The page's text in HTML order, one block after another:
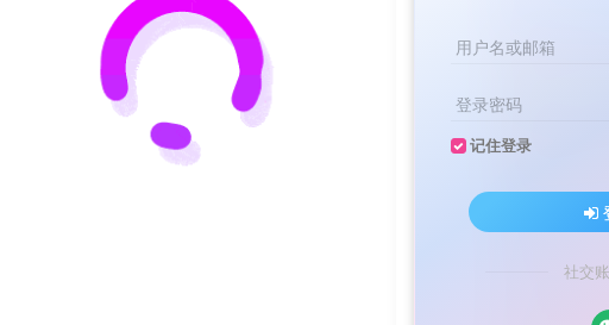
文案不会提取也不会写？八哥来帮忙！
7-9折！等多家顶流配音软件[配音神器Pro]-[配音鹅]-[南瓜配音]-[魔音工坊]-[逗哥配
文案不会提取也不会写？八哥来帮忙！
7-9折！等多家顶流配音软件[配音神器Pro]-[配音鹅]-[南瓜配音]-[魔音工坊]-[逗哥配音
用户名或邮箱
登录密码
记住登录
社交